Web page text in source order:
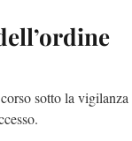
sotto la vigilanza